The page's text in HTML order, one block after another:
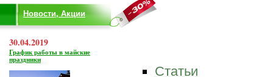
Новости, Акции
30.04.2019
График работы в майские
праздники
Статьи